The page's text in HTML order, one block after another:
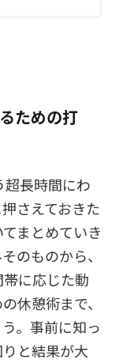
ための打
超長時間にわ
さえておきた
まとめていき
のものから、
に応じた動
休憩術まで、
。事前に知っ
と結果が大